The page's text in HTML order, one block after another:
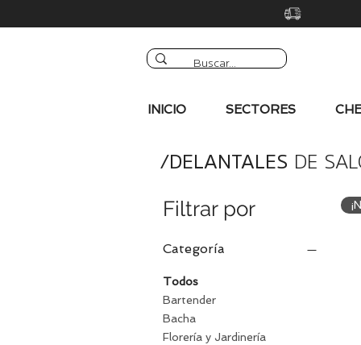
INICIO SECTORES
/DELANTALES DE
Filtrar por
Categoría
Todos
Bartender
Bacha
Florería y Jardinería